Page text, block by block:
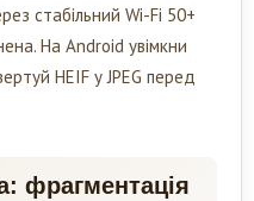
стабільний Wi-Fi 50+
На Android увімкни
HEIF у JPEG перед
фрагментація